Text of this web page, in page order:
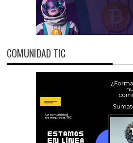
COMUNIDAD TIC